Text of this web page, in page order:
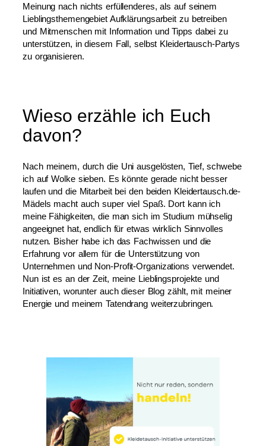
Meinung nach nichts erfüllenderes, als auf seinem
Lieblingsthemengebiet Aufklärungsarbeit zu betreiben
und Mitmenschen mit Information und Tipps dabei zu
unterstützen, in diesem Fall, selbst Kleidertausch-Partys
zu organisieren.
Wieso erzähle ich Euch
davon?
Nach meinem, durch die Uni ausgelösten, Tief, schwebe
ich auf Wolke sieben. Es könnte gerade nicht besser
laufen und die Mitarbeit bei den beiden Kleidertausch.de-
Mädels macht auch super viel Spaß. Dort kann ich
meine Fähigkeiten, die man sich im Studium mühselig
angeeignet hat, endlich für etwas wirklich Sinnvolles
nutzen. Bisher habe ich das Fachwissen und die
Erfahrung vor allem für die Unterstützung von
Unternehmen und Non-Profit-Organizations verwendet.
Nun ist es an der Zeit, meine Lieblingsprojekte und
Initiativen, worunter auch dieser Blog zählt, mit meiner
Energie und meinem Tatendrang weiterzubringen.